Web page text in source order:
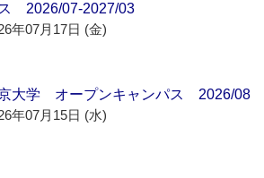
2026/07-2027/03
年07月17日 (金)
大学 オープンキャンパス 2026/08
年07月15日 (水)